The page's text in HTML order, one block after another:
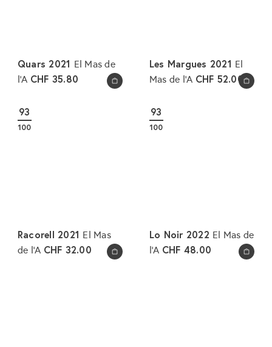
In den Warenkorb legen
Quars 2021 El Mas de
l'A CHF 35.80 In den Warenkorb legen
Les Margues 2021 El
Mas de l'A CHF 52.00
In den Warenkorb legen
93
100
Racorell 2021 El Mas
de l'A CHF 32.00 In den Warenkorb legen
93
100
Lo Noir 2022 El Mas de
l'A CHF 48.00